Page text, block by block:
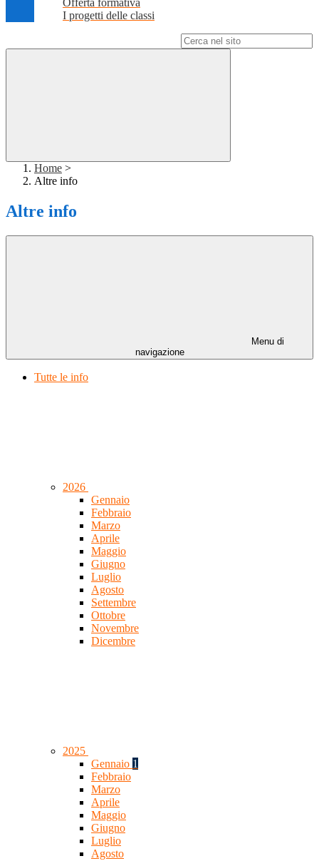
Offerta formativa
I progetti delle classi
Home >
Altre info
Altre info
Menu di
navigazione
Tutte le info
2026
Gennaio
Febbraio
Marzo
Aprile
Maggio
Giugno
Luglio
Agosto
Settembre
Ottobre
Novembre
Dicembre
2025
Gennaio 1
Febbraio
Marzo
Aprile
Maggio
Giugno
Luglio
Agosto